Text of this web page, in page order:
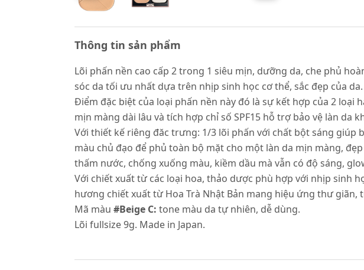
Thông tin sản phẩm
Lõi phấn nền cao cấp 2 trong 1 siêu mịn, dưỡng da, che phủ
sóc da tối ưu nhất dựa trên nhịp sinh học cơ thể, sắc đẹp của da.
Điểm đặc biệt của loại phấn nền này đó là sự kết hợp của 2 loại
mịn màng dài lâu và tích hợp chỉ số SPF15 hỗ trợ bảo vệ làn da
Với thiết kế riêng đăc trưng: 1/3 lõi phấn với chất bột sáng giúp
màu chủ đạo để phủ toàn bộ mặt cho một làn da mịn màng,
thấm nước, chống xuống màu, kiềm dầu mà vẫn có độ sáng,
Với chiết xuất từ các loại hoa, thảo dược phù hợp với nhịp sinh
hương chiết xuất từ Hoa Trà Nhật Bản mang hiệu ứng thư giãn,
Mã màu #Beige C: tone màu da tự nhiên, dễ dùng.
Lõi fullsize 9g. Made in Japan.